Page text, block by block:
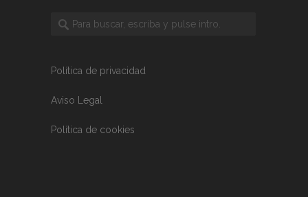
Política de privacidad
Aviso Legal
Política de cookies